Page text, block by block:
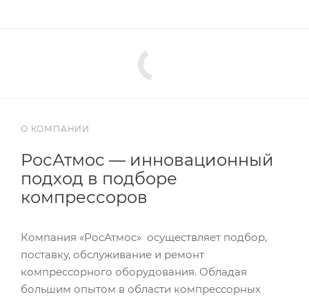
О КОМПАНИИ
РосАтмос — инновационный
подход в подборе
компрессоров
Компания «РосАтмос» осуществляет подбор,
поставку, обслуживание и ремонт
компрессорного оборудования. Обладая
большим опытом в области компрессорных